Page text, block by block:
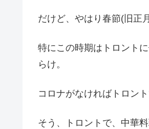
だけど、やはり春節(旧正
特にこの時期はトロント
らけ。
コロナがなければトロン
そう、トロントで、中華